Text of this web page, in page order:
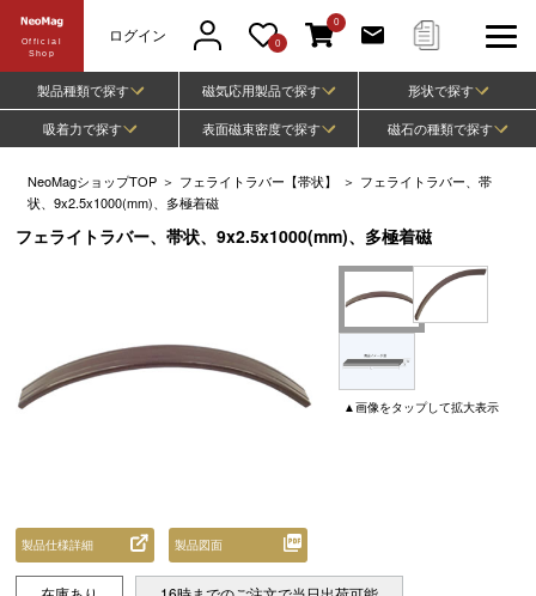
Official
Shop
ログイン 0
0
製品種類で探す 磁気応用製品で探す
形状で探す
吸着力で探す
表面磁束密度で探す 磁石の種類で探す
NeoMagショップTOP ＞ フェライトラバー【帯状】 ＞ フェライトラバー、帯
状、9x2.5x1000(mm)、多極着磁
フェライトラバー、帯状、9x2.5x1000(mm)、多極着磁
▲画像をタップして拡大表示
製品仕様詳細 製品図面